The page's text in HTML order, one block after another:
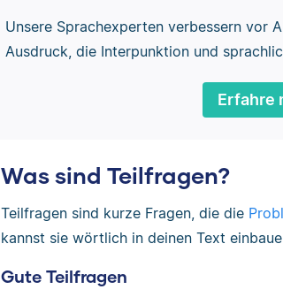
Unsere Sprachexperten verbessern vor
Ausdruck, die Interpunktion und
Erfahre
Was sind Teilfragen?
Teilfragen sind kurze Fragen, die die
kannst sie wörtlich in deinen Text
Gute Teilfragen